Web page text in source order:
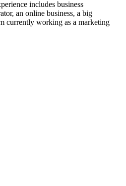
includes business
an online business, a big
currently working as a marketing